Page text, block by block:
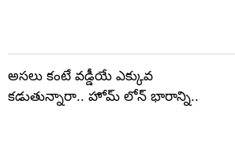
అసలు కంటే వడ్డీయే ఎక్కువ
కడుతున్నారా.. హోమ్ లోన్ భారాన్ని..